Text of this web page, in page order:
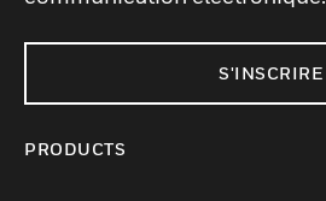
S'INSCRIRE
PRODUCTS